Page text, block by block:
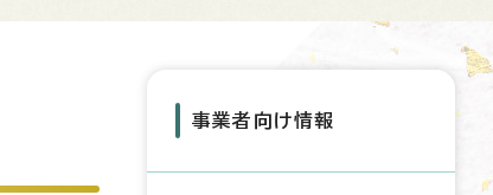
事業者向け情報